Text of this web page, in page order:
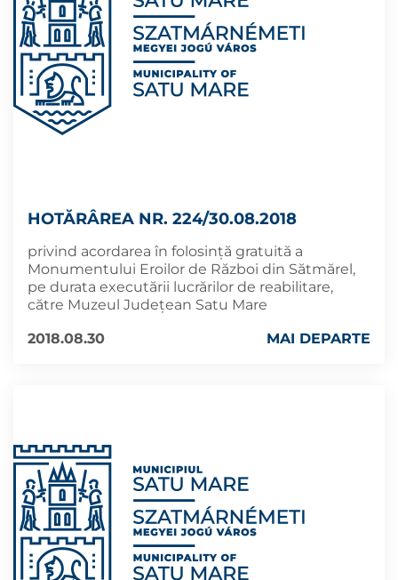
HOTĂRÂREA NR. 224/30.08.2018
privind acordarea în folosință gratuită a
Monumentului Eroilor de Război din Sătmărel,
pe durata executării lucrărilor de reabilitare,
către Muzeul Județean Satu Mare
2018.08.30
MAI DEPARTE